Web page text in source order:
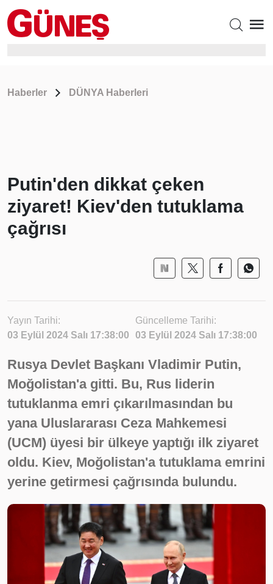
Haberler DÜNYA Haberleri
Putin'den dikkat çeken
ziyaret! Kiev'den tutuklama
çağrısı
Yayın Tarihi:
03 Eylül 2024 Salı 17:38:00
Güncelleme Tarihi:
03 Eylül 2024 Salı 17:38:00
Rusya Devlet Başkanı Vladimir Putin,
Moğolistan'a gitti. Bu, Rus liderin
tutuklanma emri çıkarılmasından bu
yana Uluslararası Ceza Mahkemesi
(UCM) üyesi bir ülkeye yaptığı ilk ziyaret
oldu. Kiev, Moğolistan'a tutuklama emrini
yerine getirmesi çağrısında bulundu.